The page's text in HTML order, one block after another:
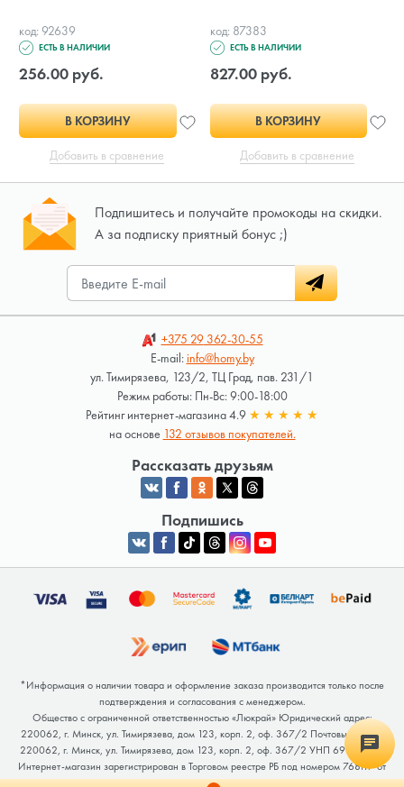
код: 92639
ЕСТЬ В НАЛИЧИИ
256.00 руб.
В КОРЗИНУ
Добавить в сравнение
код: 87383
ЕСТЬ В НАЛИЧИИ
827.00 руб.
В КОРЗИНУ
Добавить в сравнение
Подпишитесь и получайте промокоды на скидки.
А за подписку приятный бонус ;)
+375 29362-30-55
E-mail:info@homy.by
ул. Тимирязева, 123/2, ТЦ Град, пав. 231/1
Режим работы: Пн-Вс: 9:00-18:00
Рейтинг интернет-магазина 4.9 ★ ★ ★ ★ ★
на основе 132 отзывов покупателей.
Рассказать друзьям
Подпишись
*Информация о наличии товара и оформление заказа производится только после
подтверждения и согласования с менеджером.
Общество с ограниченной ответственностью «Люкрай» Юридический адрес:
220062, г. Минск, ул. Тимирязева, дом 123, корп. 2, оф. 367/2 Почтовый адрес:
220062, г. Минск, ул. Тимирязева, дом 123, корп. 2, оф. 367/2 УНП 691764371
Интернет-магазин зарегистрирован в Торговом реестре РБ под номером 768117 от
04.02.2026.